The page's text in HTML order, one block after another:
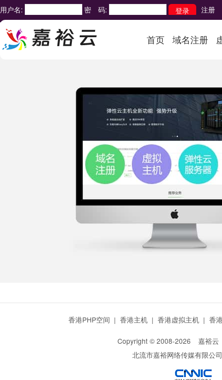
用户名: 密 码: 注册
首页 域名注册
香港PHP空间 | 香港主机 | 香港虚拟主机 | 香
Copyright © 2008-2026 嘉裕云
北流市嘉裕网络传媒有限公司